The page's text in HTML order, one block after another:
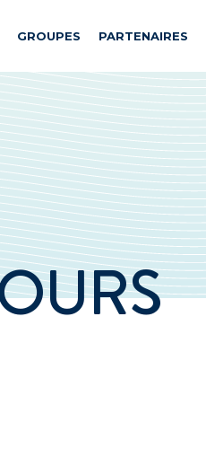
GROUPES PARTENAIRES